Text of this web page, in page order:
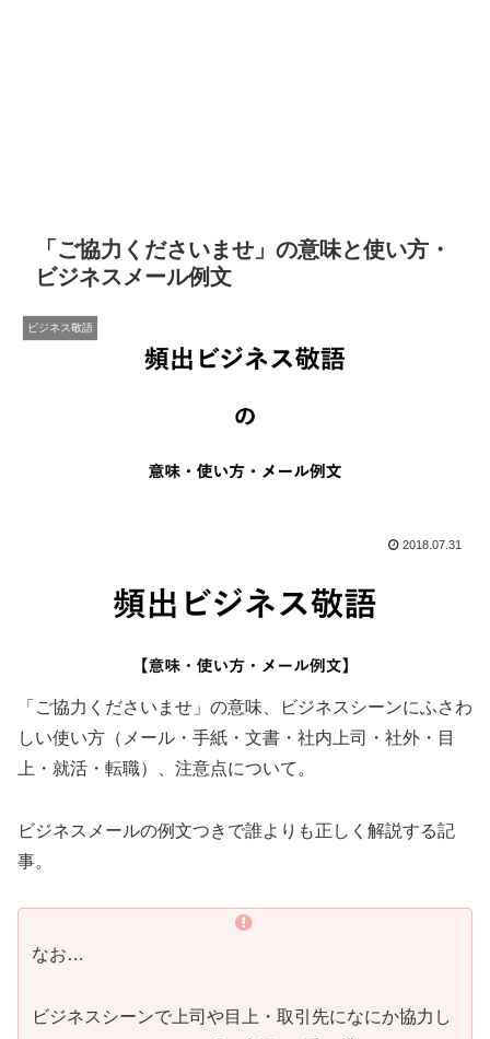
「ご協力くださいませ」の意味と使い方・
ビジネスメール例文
ビジネス敬語
2018.07.31
「ご協力くださいませ」の意味、ビジネスシーンにふさわ
しい使い方（メール・手紙・文書・社内上司・社外・目
上・就活・転職）、注意点について。
ビジネスメールの例文つきで誰よりも正しく解説する記
事。
なお…
ビジネスシーンで上司や目上・取引先になにか協力し